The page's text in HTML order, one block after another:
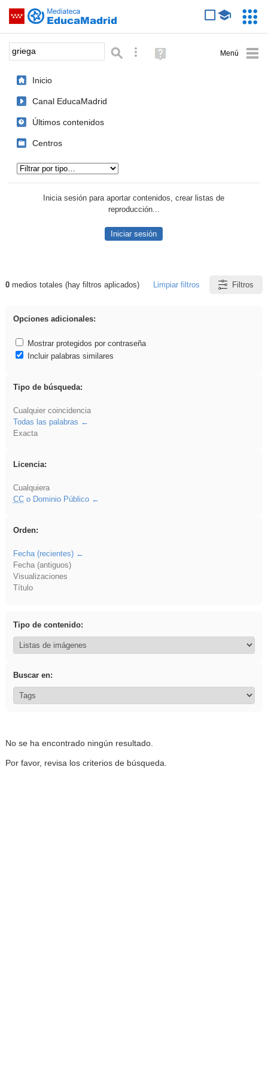
Saltar navegación
Palabra o frase: Búsqueda avanzada
Ayuda
(en
Inicio
Canal EducaMadrid
Últimos contenidos
Centros
Inicia sesión para aportar contenidos, crear listas de
reproducción...
Iniciar sesión
Resultados de: griega
0medios totales (hay filtros aplicados) Limpiar filtros Filtros
Opciones adicionales:
Mostrar protegidos por contraseña
Incluir palabras similares
Tipo de búsqueda:
Cualquier coincidencia
Todas las palabras
Exacta
Licencia:
Cualquiera
CCo Dominio Público
Orden:
Fecha (recientes)
Fecha (antiguos)
Visualizaciones
Título
Tipo de contenido:
Buscar en:
No se ha encontrado ningún resultado.
Por favor, revisa los criterios de búsqueda.